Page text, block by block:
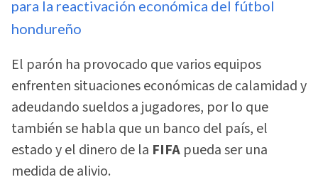
para la reactivación económica del fútbol
hondureño
El parón ha provocado que varios equipos
enfrenten situaciones económicas de calamidad y
adeudando sueldos a jugadores, por lo que
también se habla que un banco del país, el
estado y el dinero de la FIFA pueda ser una
medida de alivio.